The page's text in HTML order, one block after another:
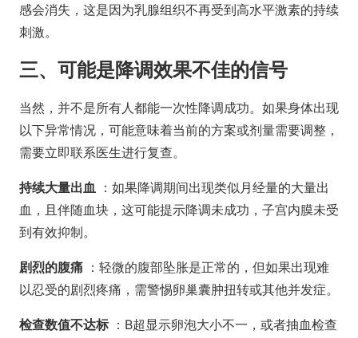
感会消失，这是因为乳腺组织不再受到高水平激素的持续
刺激。
三、可能是降调效果不佳的信号
当然，并不是所有人都能一次性降调成功。如果身体出现
以下异常情况，可能意味着当前的方案或剂量需要调整，
需要立即联系医生进行复查。
持续大量出血 ：如果降调期间出现类似月经量的大量出
血，且伴随血块，这可能提示降调未成功，子宫内膜未受
到有效抑制。
剧烈的腹痛 ：轻微的腹部坠胀是正常的，但如果出现难
以忍受的剧烈疼痛，需警惕卵巢囊肿扭转或其他并发症。
检查数值不达标 ：B超显示卵泡大小不一，或者抽血检查